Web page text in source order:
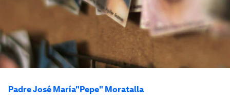
Padre José María"Pepe" Moratalla